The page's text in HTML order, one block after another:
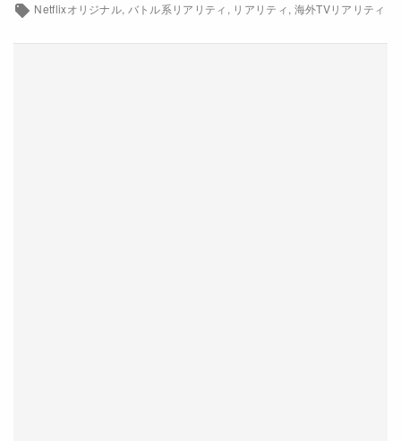
Netflixオリジナル バトル系リアリティ リアリティ 海外TVリアリティ